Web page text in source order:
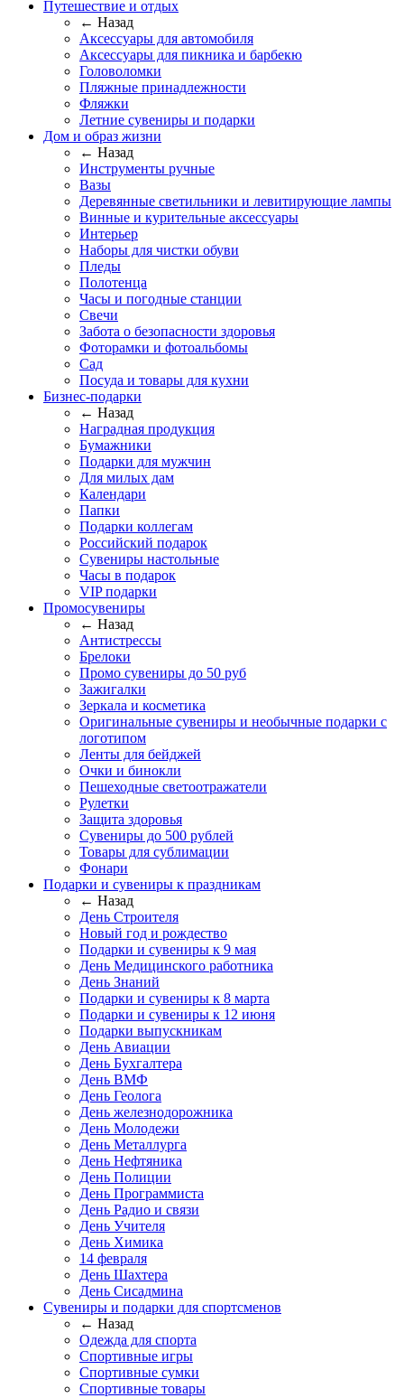
Путешествие и отдых
← Назад
Аксессуары для автомобиля
Аксессуары для пикника и барбекю
Головоломки
Пляжные принадлежности
Фляжки
Летние сувениры и подарки
Дом и образ жизни
← Назад
Инструменты ручные
Вазы
Деревянные светильники и левитирующие лампы
Винные и курительные аксессуары
Интерьер
Наборы для чистки обуви
Пледы
Полотенца
Часы и погодные станции
Свечи
Забота о безопасности здоровья
Фоторамки и фотоальбомы
Сад
Посуда и товары для кухни
Бизнес-подарки
← Назад
Наградная продукция
Бумажники
Подарки для мужчин
Для милых дам
Календари
Папки
Подарки коллегам
Российский подарок
Сувениры настольные
Часы в подарок
VIP подарки
Промосувениры
← Назад
Антистрессы
Брелоки
Промо сувениры до 50 руб
Зажигалки
Зеркала и косметика
Оригинальные сувениры и необычные подарки с
логотипом
Ленты для бейджей
Очки и бинокли
Пешеходные светоотражатели
Рулетки
Защита здоровья
Сувениры до 500 рублей
Товары для сублимации
Фонари
Подарки и сувениры к праздникам
← Назад
День Строителя
Новый год и рождество
Подарки и сувениры к 9 мая
День Медицинского работника
День Знаний
Подарки и сувениры к 8 марта
Подарки и сувениры к 12 июня
Подарки выпускникам
День Авиации
День Бухгалтера
День ВМФ
День Геолога
День железнодорожника
День Молодежи
День Металлурга
День Нефтяника
День Полиции
День Программиста
День Радио и связи
День Учителя
День Химика
14 февраля
День Шахтера
День Сисадмина
Сувениры и подарки для спортсменов
← Назад
Одежда для спорта
Спортивные игры
Спортивные сумки
Спортивные товары